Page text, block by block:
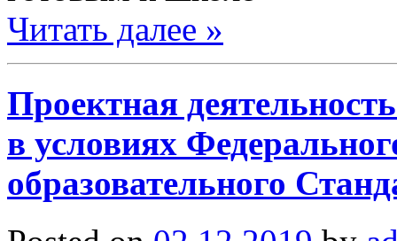
Читать далее »
Проектная
в условиях
образовательного